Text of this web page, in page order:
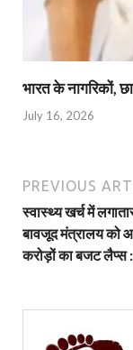
भारत के नागरिकों,
July 16, 2026
PREVIOUS
स्वास्थ्य खर्च में
बावजूद मंत्रालय को
करोड़ों का बजट लैप्स